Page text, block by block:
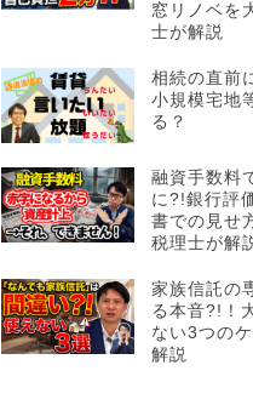
窓リノベを
士が解説
相続の直前
小規模宅地
る？
融資手数料
に?!銀行評
書での見せ
税理士が解
家族信託の
る本音?!！
ない3つの
解説